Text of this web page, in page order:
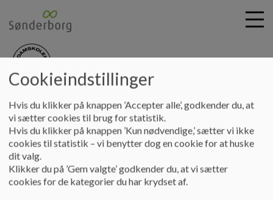
nydamskolen
Principper & planer Principper for: Lejrskole
Lejrskole
Princip for lejrskole
Cookieindstillinger
Hvis du klikker på knappen ’Accepter alle’, godkender du, at
vi sætter cookies til brug for statistik.
Hvis du klikker på knappen ’Kun nødvendige,’ sætter vi ikke
cookies til statistik – vi benytter dog en cookie for at huske
dit valg.
Klikker du på ’Gem valgte’ godkender du, at vi sætter
cookies for de kategorier du har krydset af.